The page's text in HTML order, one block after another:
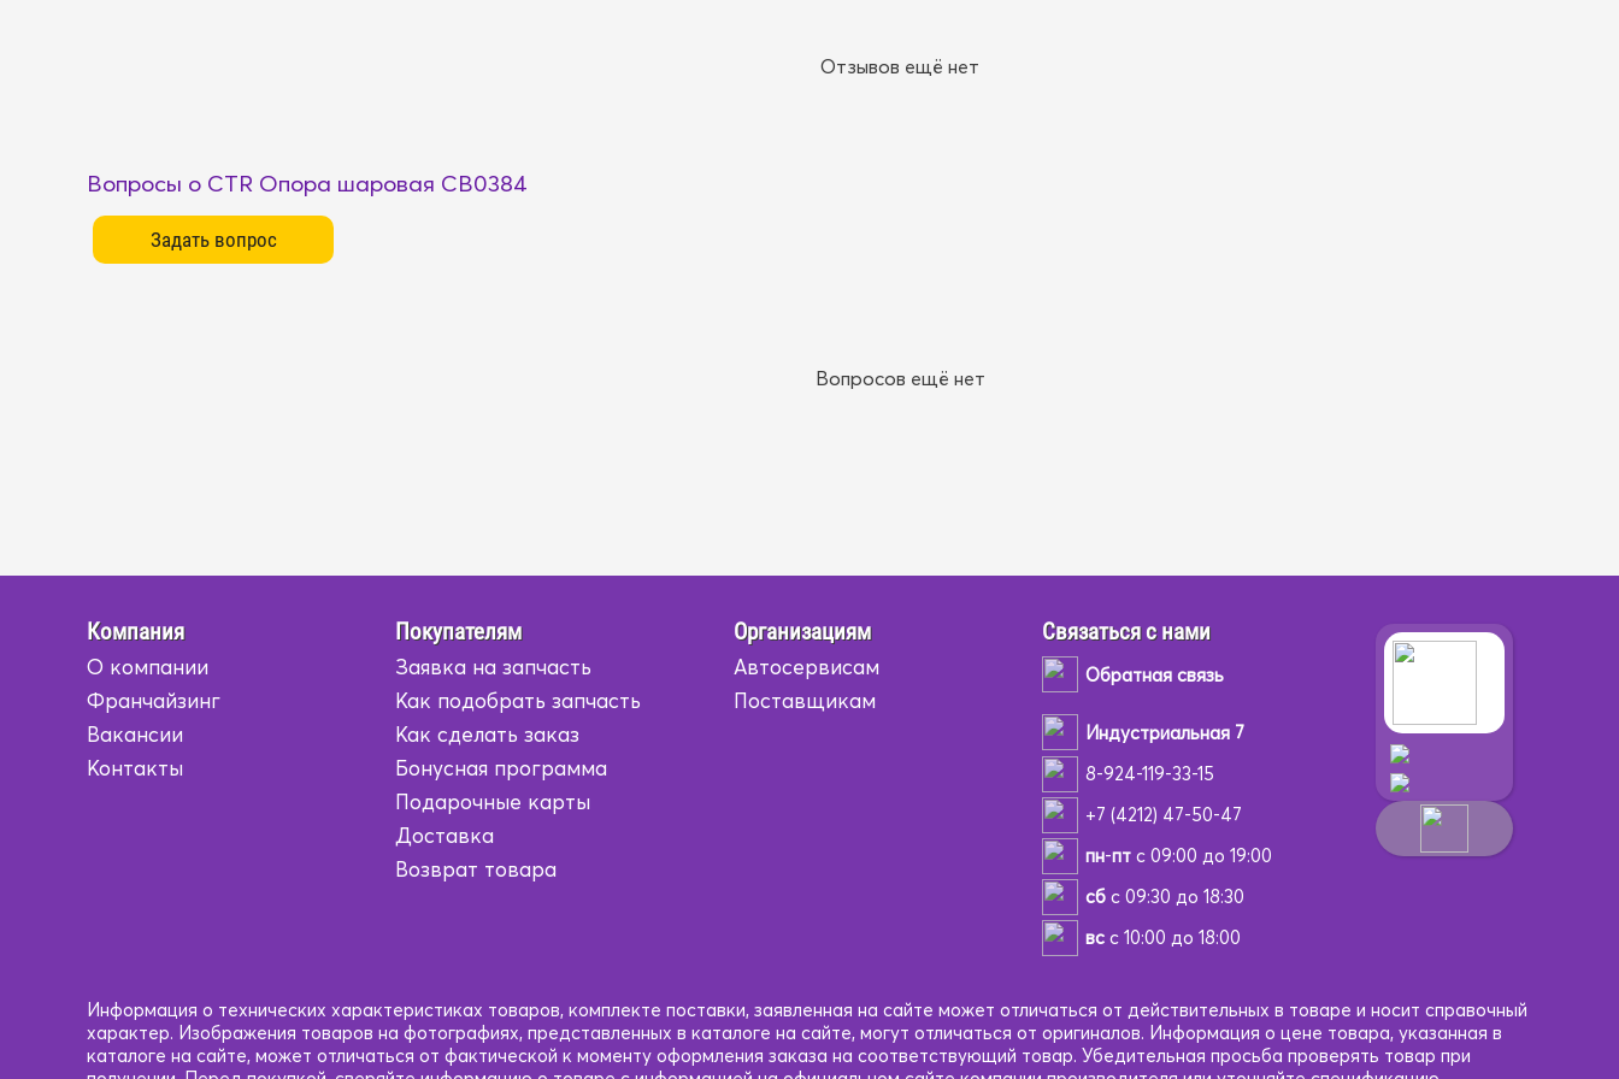
Отзывов ещё нет
Вопросы о CTR Опора шаровая CB0384
Вопросов ещё нет
Компания
О компании
Франчайзинг
Вакансии
Контакты
Покупателям
Заявка на запчасть
Как подобрать запчасть
Как сделать заказ
Бонусная программа
Подарочные карты
Доставка
Возврат товара
Организациям
Автосервисам
Поставщикам
Связаться с нами
Обратная связь
Индустриальная 7
8-924-119-33-15
+7 (4212) 47-50-47
пн-птс 09:00 до 19:00
сбс 09:30 до 18:30
всс 10:00 до 18:00
Информация о технических характеристиках товаров, комплекте поставки, заявленная на сайте может отличаться от действительных в товаре и носит справочный
характер. Изображения товаров на фотографиях, представленных в каталоге на сайте, могут отличаться от оригиналов. Информация о цене товара, указанная в
каталоге на сайте, может отличаться от фактической к моменту оформления заказа на соответствующий товар. Убедительная просьба проверять товар при